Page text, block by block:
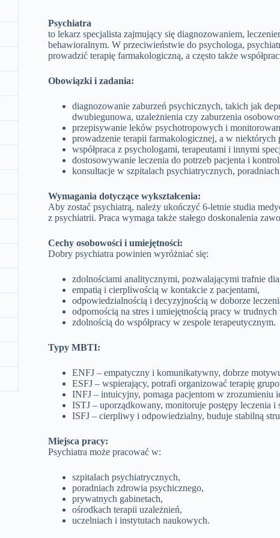
Psychiatra
to lekarz specjalista zajmujący się diagnozowaniem,
behawioralnym. W przeciwieństwie do psychologa,
prowadzić terapię farmakologiczną, a często także
Obowiązki i zadania:
diagnozowanie zaburzeń psychicznych, takich jak
dwubiegunowa, uzależnienia czy zaburzenia
przepisywanie leków psychotropowych i
prowadzenie terapii farmakologicznej, a w niektórych
współpraca z psychologami, terapeutami i innymi
dostosowywanie leczenia do potrzeb pacjenta i
konsultacje w szpitalach psychiatrycznych,
Wymagania dotyczące wykształcenia:
Aby zostać psychiatrą, należy ukończyć 6-letnie studia
z psychiatrii. Praca wymaga także stałego doskonalenia
Cechy osobowości i umiejętności:
Dobry psychiatra powinien wyróżniać się:
zdolnościami analitycznymi, pozwalającymi trafnie
empatią i cierpliwością w kontakcie z pacjentami,
odpowiedzialnością i decyzyjnością w doborze
odpornością na stres i umiejętnością pracy w trudnych
zdolnością do współpracy w zespole terapeutycznym.
Typy MBTI:
ENFJ – empatyczny i komunikatywny, dobrze
ESFJ – wspierający, potrafi organizować terapię
INFJ – intuicyjny, pomaga pacjentom w zrozumieniu
ISTJ – uporządkowany, monitoruje postępy leczenia i
ISFJ – cierpliwy i odpowiedzialny, buduje stabilną
Miejsca pracy:
Psychiatra może pracować w:
szpitalach psychiatrycznych,
poradniach zdrowia psychicznego,
prywatnych gabinetach,
ośrodkach terapii uzależnień,
uczelniach i instytutach naukowych.